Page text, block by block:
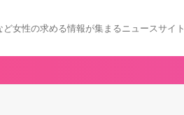
女性の求める情報が集まるニュースサイト